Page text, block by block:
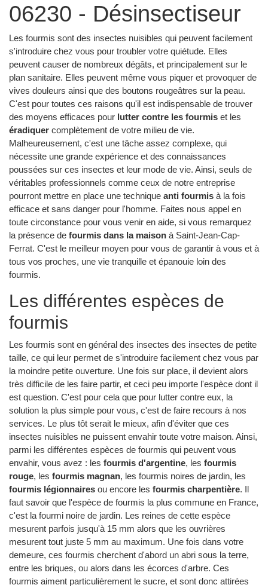
06230 - Désinsectiseur
Les fourmis sont des insectes nuisibles qui peuvent facilement
s'introduire chez vous pour troubler votre quiétude. Elles
peuvent causer de nombreux dégâts, et principalement sur le
plan sanitaire. Elles peuvent même vous piquer et provoquer de
vives douleurs ainsi que des boutons rougeâtres sur la peau.
C'est pour toutes ces raisons qu'il est indispensable de trouver
des moyens efficaces pour lutter contre les fourmis et les
éradiquer complètement de votre milieu de vie.
Malheureusement, c'est une tâche assez complexe, qui
nécessite une grande expérience et des connaissances
poussées sur ces insectes et leur mode de vie. Ainsi, seuls de
véritables professionnels comme ceux de notre entreprise
pourront mettre en place une technique anti fourmis à la fois
efficace et sans danger pour l'homme. Faites nous appel en
toute circonstance pour vous venir en aide, si vous remarquez
la présence de fourmis dans la maison à Saint-Jean-Cap-
Ferrat. C'est le meilleur moyen pour vous de garantir à vous et à
tous vos proches, une vie tranquille et épanouie loin des
fourmis.
Les différentes espèces de
fourmis
Les fourmis sont en général des insectes des insectes de petite
taille, ce qui leur permet de s'introduire facilement chez vous par
la moindre petite ouverture. Une fois sur place, il devient alors
très difficile de les faire partir, et ceci peu importe l'espèce dont il
est question. C'est pour cela que pour lutter contre eux, la
solution la plus simple pour vous, c'est de faire recours à nos
services. Le plus tôt serait le mieux, afin d'éviter que ces
insectes nuisibles ne puissent envahir toute votre maison. Ainsi,
parmi les différentes espèces de fourmis qui peuvent vous
envahir, vous avez : les fourmis d'argentine, les fourmis
rouge, les fourmis magnan, les fourmis noires de jardin, les
fourmis légionnaires ou encore les fourmis charpentière. Il
faut savoir que l'espèce de fourmis la plus commune en France,
c'est la fourmi noire de jardin. Les reines de cette espèce
mesurent parfois jusqu'à 15 mm alors que les ouvrières
mesurent tout juste 5 mm au maximum. Une fois dans votre
demeure, ces fourmis cherchent d'abord un abri sous la terre,
entre les briques, ou alors dans les écorces d'arbre. Ces
fourmis aiment particulièrement le sucre, et sont donc attirées